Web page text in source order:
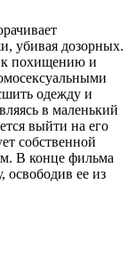
убивая дозорных.
к похищению и
одежду и
в маленький
выйти на его
собственной
В конце фильма
освободив ее из